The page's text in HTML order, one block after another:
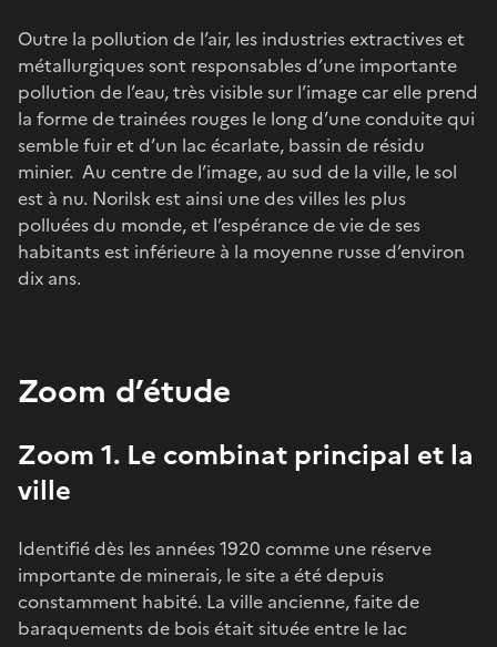
Outre la pollution de l’air, les industries extractives et
métallurgiques sont responsables d’une importante
pollution de l’eau, très visible sur l’image car elle prend
la forme de trainées rouges le long d’une conduite qui
semble fuir et d’un lac écarlate, bassin de résidu
minier. Au centre de l’image, au sud de la ville, le sol
est à nu. Norilsk est ainsi une des villes les plus
polluées du monde, et l’espérance de vie de ses
habitants est inférieure à la moyenne russe d’environ
dix ans.
Zoom d’étude
Zoom 1. Le combinat principal et la
ville
Identifié dès les années 1920 comme une réserve
importante de minerais, le site a été depuis
constamment habité. La ville ancienne, faite de
baraquements de bois était située entre le lac